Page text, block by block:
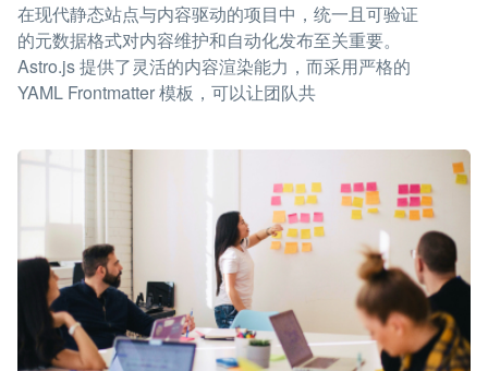
在现代静态站点与内容驱动的项目中，统一且可验证
的元数据格式对内容维护和自动化发布至关重要。
Astro.js 提供了灵活的内容渲染能力，而采用严格的
YAML Frontmatter 模板，可以让团队共